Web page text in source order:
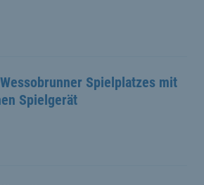
Spielplatzes mit
Spielgerät